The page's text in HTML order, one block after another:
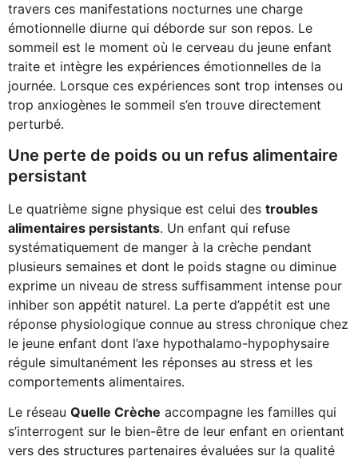
travers ces manifestations nocturnes une charge
émotionnelle diurne qui déborde sur son repos. Le
sommeil est le moment où le cerveau du jeune enfant
traite et intègre les expériences émotionnelles de la
journée. Lorsque ces expériences sont trop intenses ou
trop anxiogènes le sommeil s’en trouve directement
perturbé.
Une perte de poids ou un refus alimentaire
persistant
Le quatrième signe physique est celui des troubles
alimentaires persistants. Un enfant qui refuse
systématiquement de manger à la crèche pendant
plusieurs semaines et dont le poids stagne ou diminue
exprime un niveau de stress suffisamment intense pour
inhiber son appétit naturel. La perte d’appétit est une
réponse physiologique connue au stress chronique chez
le jeune enfant dont l’axe hypothalamo-hypophysaire
régule simultanément les réponses au stress et les
comportements alimentaires.
Le réseau Quelle Crèche accompagne les familles qui
s’interrogent sur le bien-être de leur enfant en orientant
vers des structures partenaires évaluées sur la qualité